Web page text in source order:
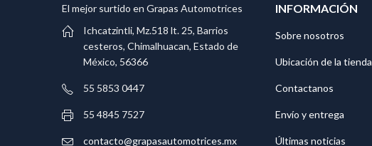
El mejor surtido en Grapas Automotrices
Ichcatzintli, Mz.518 lt. 25, Barrios
cesteros, Chimalhuacan, Estado de
México, 56366
55 5853 0447
55 4845 7527
contacto@grapasautomotrices.mx
INFORMACIÓN
Sobre nosotros
Ubicación de la tienda
Contactanos
Envío y entrega
Últimas noticias